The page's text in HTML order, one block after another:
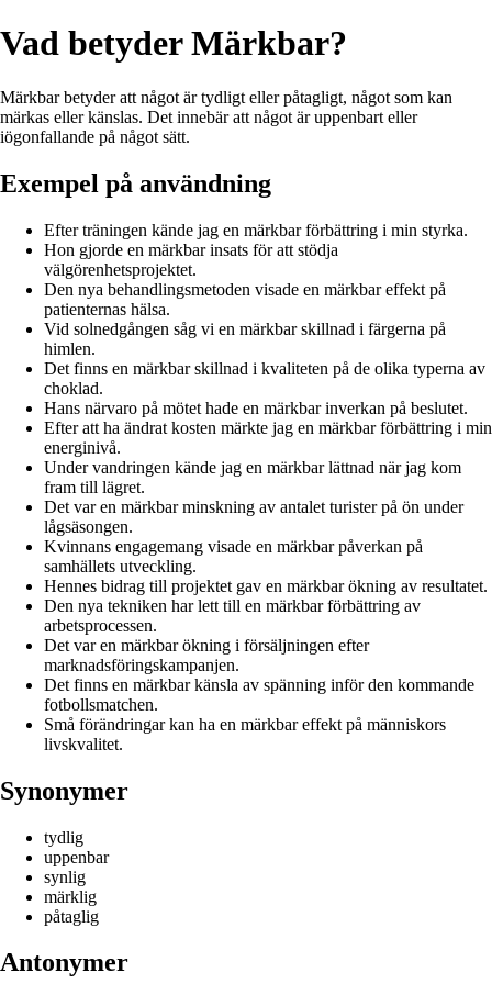
Vad betyder Märkbar?
Märkbar betyder att något är tydligt eller påtagligt, något som kan
märkas eller känslas. Det innebär att något är uppenbart eller
iögonfallande på något sätt.
Exempel på användning
Efter träningen kände jag en märkbar förbättring i min styrka.
Hon gjorde en märkbar insats för att stödja
välgörenhetsprojektet.
Den nya behandlingsmetoden visade en märkbar effekt på
patienternas hälsa.
Vid solnedgången såg vi en märkbar skillnad i färgerna på
himlen.
Det finns en märkbar skillnad i kvaliteten på de olika typerna av
choklad.
Hans närvaro på mötet hade en märkbar inverkan på beslutet.
Efter att ha ändrat kosten märkte jag en märkbar förbättring i min
energinivå.
Under vandringen kände jag en märkbar lättnad när jag kom
fram till lägret.
Det var en märkbar minskning av antalet turister på ön under
lågsäsongen.
Kvinnans engagemang visade en märkbar påverkan på
samhällets utveckling.
Hennes bidrag till projektet gav en märkbar ökning av resultatet.
Den nya tekniken har lett till en märkbar förbättring av
arbetsprocessen.
Det var en märkbar ökning i försäljningen efter
marknadsföringskampanjen.
Det finns en märkbar känsla av spänning inför den kommande
fotbollsmatchen.
Små förändringar kan ha en märkbar effekt på människors
livskvalitet.
Synonymer
tydlig
uppenbar
synlig
märklig
påtaglig
Antonymer